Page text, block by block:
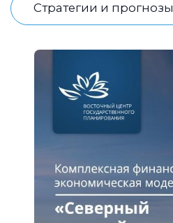
Стратегии и прогнозы